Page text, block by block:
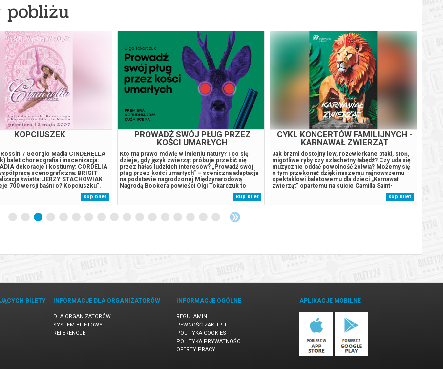
pobliżu
KOPCIUSZEK
/ Georgio Madia CINDERELLA
balet choreografia i inscenizacja:
dekoracje i kostiumy: CORDELIA
scenograficzna: BRIGIT
światła: JERZY STACHOWIAK
700 wersji baśni o? Kopciuszku".
przystępując do pracy nad swoją
przeniósł ją w lata 50. gdyż tamten
w jego pamięci jako?...
kup bilet
PROWADŹ SWÓJ PŁUG PRZEZ
KOŚCI UMARŁYCH
Kto ma prawo mówić w imieniu natury? I co się
dzieje, gdy język zwierząt próbuje przebić się
przez hałas ludzkich interesów? „Prowadź swój
pług przez kości umarłych” – sceniczna adaptacja
na podstawie nagrodzonej Międzynarodową
Nagrodą Bookera powieści Olgi Tokarczuk to
odpowiedzialności i widzialności: o tym, kogo w
świecie słychać, a kto wciąż jest systemowo
zagłuszany....
kup bilet
CYKL KONCERTÓW FAMILIJNYCH -
KARNAWAŁ ZWIERZĄT
Jak brzmi dostojny lew, rozćwierkane ptaki, słoń,
migotliwe ryby czy szlachetny łabędź? Czy uda się
muzycznie oddać powolność żółwia? Możemy się
o tym przekonać dzięki naszemu najnowszemu
spektaklowi baletowemu dla dzieci „Karnawał
zwierząt” opartemu na suicie Camilla Saint-
Saëns’a. Kompozytor w genialny, muzyczny
sposób pokazuje cechy zwierząt, a raczej głównie
zwierząt, bo jedna z miniatur ma tytuł...
kup bilet
BILETY INFORMACJE DLA ORGANIZATORÓW
DLA ORGANIZATORÓW
SYSTEM BILETOWY
REFERENCJE
INFORMACJE OGÓLNE
REGULAMIN
PEWNOŚĆ ZAKUPU
POLITYKA COOKIES
POLITYKA PRYWATNOŚCI
OFERTY PRACY
APLIKACJE MOBILNE